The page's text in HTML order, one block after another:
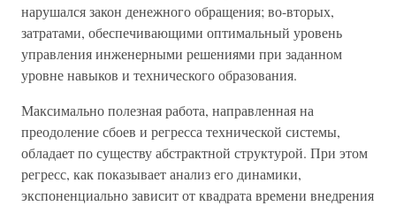
нарушался закон денежного обращения; во-вторых,
затратами, обеспечивающими оптимальный уровень
управления инженерными решениями при заданном
уровне навыков и технического образования.
Максимально полезная работа, направленная на
преодоление сбоев и регресса технической системы,
обладает по существу абстрактной структурой. При этом
регресс, как показывает анализ его динамики,
экспоненциально зависит от квадрата времени внедрения